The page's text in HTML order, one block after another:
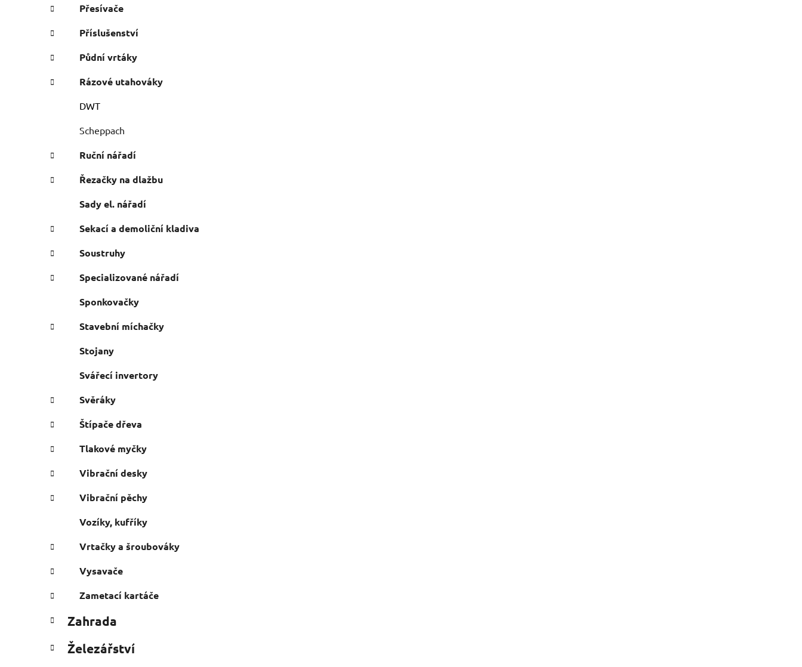
Přesívače
Příslušenství
Půdní vrtáky
Rázové utahováky
DWT
Scheppach
Ruční nářadí
Řezačky na dlažbu
Sady el. nářadí
Sekací a demoliční kladiva
Soustruhy
Specializované nářadí
Sponkovačky
Stavební míchačky
Stojany
Svářecí invertory
Svěráky
Štípače dřeva
Tlakové myčky
Vibrační desky
Vibrační pěchy
Vozíky, kufříky
Vrtačky a šroubováky
Vysavače
Zametací kartáče
Zahrada
Železářství